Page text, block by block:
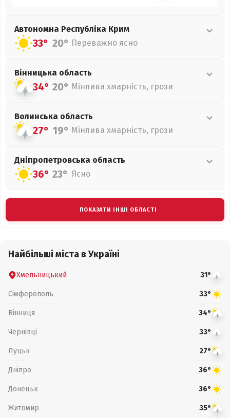
Автономна Республіка Крим
33° 20° Переважно ясно
Вінницька область
34° 20° Мінлива хмарність, грози
Волинська область
27° 19° Мінлива хмарність, грози
Дніпропетровська область
36° 23° Ясно
ПОКАЗАТИ ІНШІ ОБЛАСТІ
Найбільші міста в Україні
Хмельницький 31°
Сімферополь 33°
Вінниця 34°
Чернівці 33°
Луцьк 27°
Дніпро 36°
Донецьк 36°
Житомир 35°